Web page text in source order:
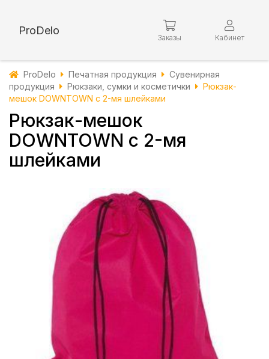
ProDelo
Заказы Кабинет
ProDelo Печатная продукция
Сувенирная
продукция
Рюкзаки, сумки и косметички
Рюкзак-
мешок DOWNTOWN с 2-мя шлейками
Рюкзак-мешок
DOWNTOWN с 2-мя
шлейками